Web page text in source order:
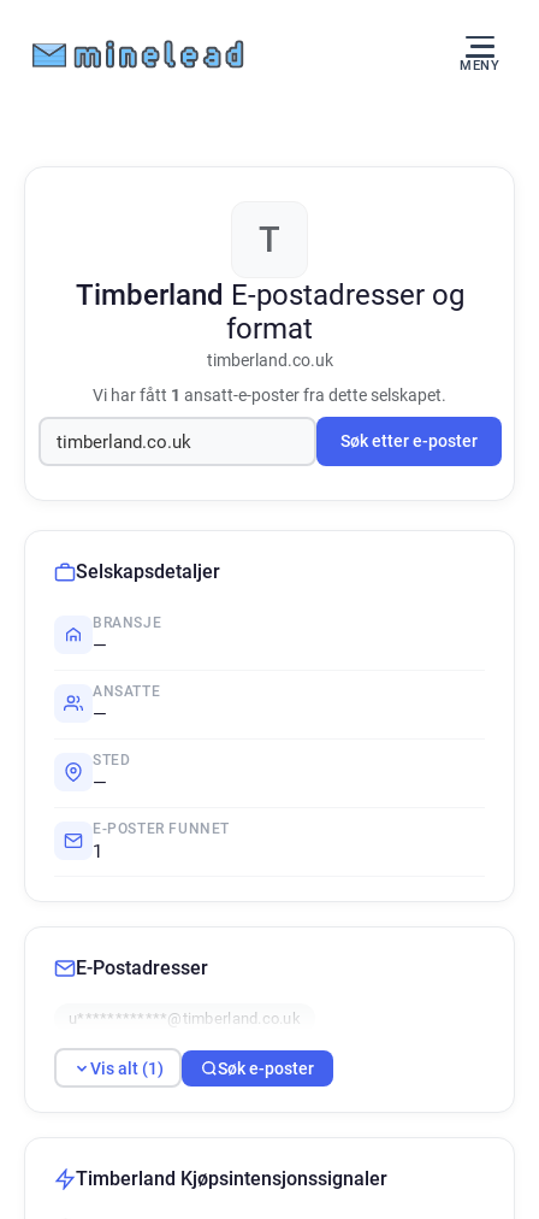
MENY
T
Timberland E-postadresser og
format
timberland.co.uk
Vi har fått 1 ansatt-e-poster fra dette selskapet.
Søk etter e-poster
Selskapsdetaljer
BRANSJE
—
ANSATTE
—
STED
—
E-POSTER FUNNET
1
E-Postadresser
u************@timberland.co.uk
Vis alt (1) Søk e-poster
Timberland Kjøpsintensjonssignaler